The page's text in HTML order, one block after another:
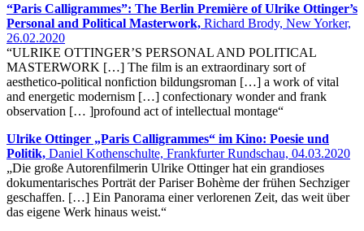
“Paris Calligrammes”: The Berlin Première of Ulrike Ottinger’s
Personal and Political Masterwork, Richard Brody, New Yorker,
26.02.2020
“ULRIKE OTTINGER’S PERSONAL AND POLITICAL
MASTERWORK […] The film is an extraordinary sort of
aesthetico-political nonfiction bildungsroman […] a work of vital
and energetic modernism […] confectionary wonder and frank
observation [… ]profound act of intellectual montage“
Ulrike Ottinger „Paris Calligrammes“ im Kino: Poesie und
Politik, Daniel Kothenschulte, Frankfurter Rundschau, 04.03.2020
„Die große Autorenfilmerin Ulrike Ottinger hat ein grandioses
dokumentarisches Porträt der Pariser Bohème der frühen Sechziger
geschaffen. […] Ein Panorama einer verlorenen Zeit, das weit über
das eigene Werk hinaus weist.“